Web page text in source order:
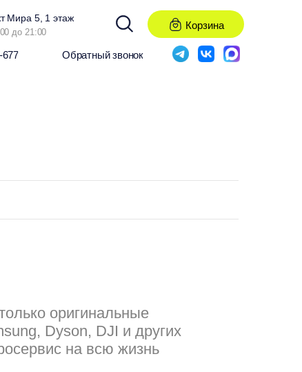
Корзина
до 21:00
Мира 5, 1 этаж
Обратный звонок
677
оригинальные
Dyson, DJI и других
на всю жизнь